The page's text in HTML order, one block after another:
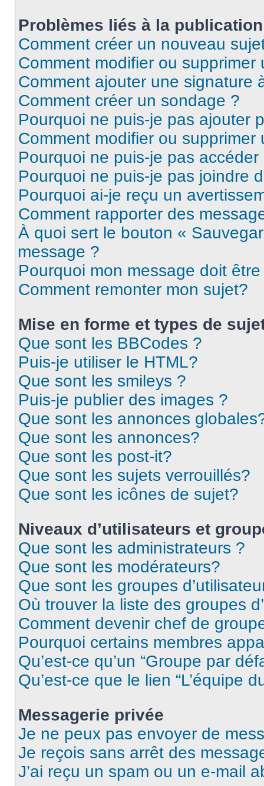
Problèmes liés à la
Comment créer un nouveau
Comment modifier ou supprimer
Comment ajouter une signature
Comment créer un sondage ?
Pourquoi ne puis-je pas ajouter
Comment modifier ou supprimer
Pourquoi ne puis-je pas
Pourquoi ne puis-je pas joindre
Pourquoi ai-je reçu un
Comment rapporter des
À quoi sert le bouton «
message ?
Pourquoi mon message doit
Comment remonter mon sujet?
Mise en forme et types de
Que sont les BBCodes ?
Puis-je utiliser le HTML?
Que sont les smileys ?
Puis-je publier des images ?
Que sont les annonces
Que sont les annonces?
Que sont les post-it?
Que sont les sujets verrouillés?
Que sont les icônes de sujet?
Niveaux d’utilisateurs et
Que sont les administrateurs ?
Que sont les modérateurs?
Que sont les groupes
Où trouver la liste des groupes
Comment devenir chef de
Pourquoi certains membres
Qu’est-ce qu’un “Groupe par
Qu’est-ce que le lien “L’équipe
Messagerie privée
Je ne peux pas envoyer de
Je reçois sans arrêt des
J’ai reçu un spam ou un e-mail